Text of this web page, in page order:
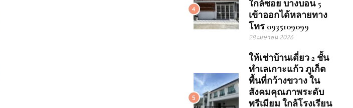
4
ใกล้ซอย บางบอน 5
เข้าออกได้หลายทาง
โทร 0935109099
28 เมษายน 2026
5
ให้เช่าบ้านเดี่ยว 2 ชั้น
ทำเลเกาะแก้ว ภูเก็ต
พื้นที่กว้างขวาง ใน
สังคมคุณภาพระดับ
พรีเมียม ใกล้โรงเรียน